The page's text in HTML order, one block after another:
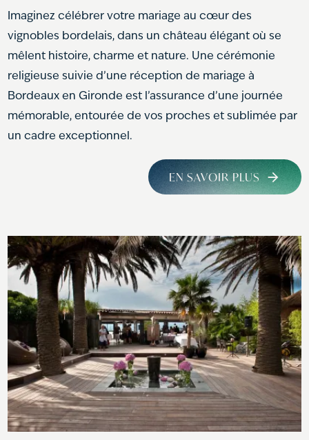
Imaginez célébrer votre mariage au cœur des
vignobles bordelais, dans un château élégant où se
mêlent histoire, charme et nature. Une cérémonie
religieuse suivie d’une réception de mariage à
Bordeaux en Gironde est l’assurance d’une journée
mémorable, entourée de vos proches et sublimée par
un cadre exceptionnel.
EN SAVOIR PLUS